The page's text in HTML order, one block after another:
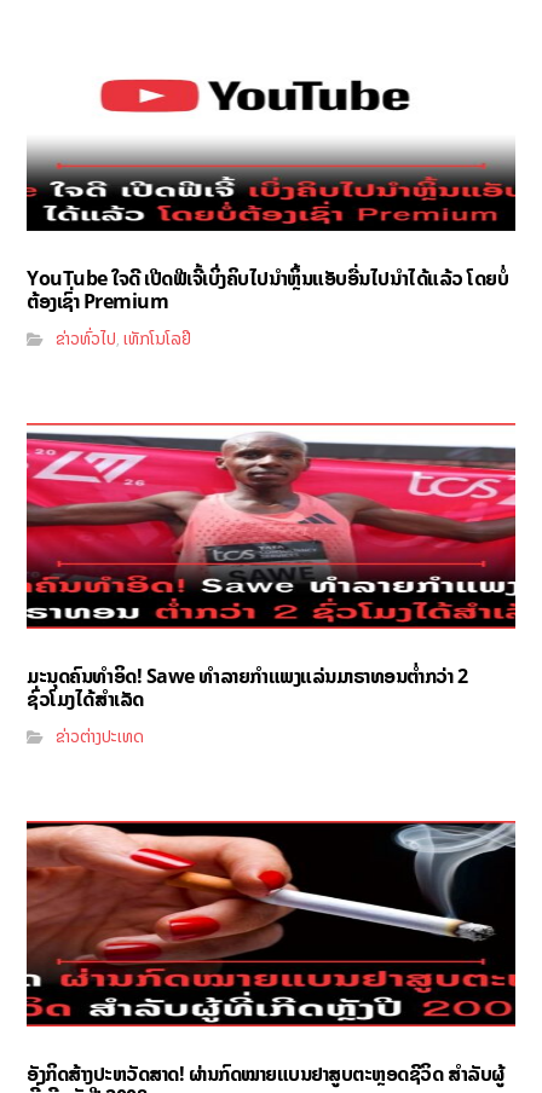
YouTube ໃຈດີ ເປີດຟີເຈີ້ເບິ່ງຄິບໄປນຳຫຼິ້ນແອັບອື່ນໄປນຳໄດ້ແລ້ວ ໂດຍບໍ່
ຕ້ອງເຊົ່າ Premium
ຂ່າວທົ່ວໄປ,ເທັກໂນໂລຢີ
ມະນຸດຄົນທຳອິດ! Sawe ທຳລາຍກຳແພງແລ່ນມາຣາທອນຕ່ຳກວ່າ 2
ຊົ່ວໂມງໄດ້ສຳເລັດ
ຂ່າວຕ່າງປະເທດ
ອັງກິດສ້າງປະຫວັດສາດ! ຜ່ານກົດໝາຍແບນຢາສູບຕະຫຼອດຊີວິດ ສຳລັບຜູ້